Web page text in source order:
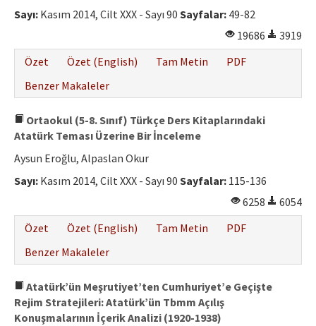
Sayı: Kasım 2014, Cilt XXX - Sayı 90 Sayfalar: 49-82
19686
3919
Özet
Özet (English) Tam Metin
PDF
Benzer Makaleler
Ortaokul (5-8. Sınıf) Türkçe Ders Kitaplarındaki
Atatürk Teması Üzerine Bir İnceleme
Aysun Eroğlu, Alpaslan Okur
Sayı: Kasım 2014, Cilt XXX - Sayı 90 Sayfalar: 115-136
6258
6054
Özet
Özet (English) Tam Metin
PDF
Benzer Makaleler
Atatürk’ün Meşrutiyet’ten Cumhuriyet’e Geçişte
Rejim Stratejileri: Atatürk’ün Tbmm Açılış
Konuşmalarının İçerik Analizi (1920-1938)